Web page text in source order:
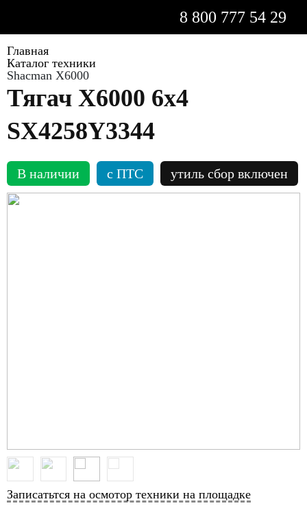
8 800 777 54 29
Главная
Каталог техники
Shacman X6000
Тягач Х6000 6x4
SX4258Y3344
В наличии c ПТС утиль сбор включен
Записатьтся на осмотор техники на площадке